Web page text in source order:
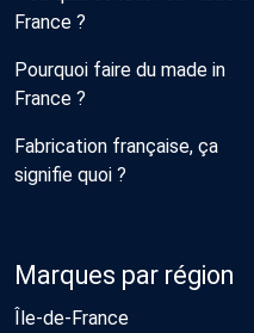
France ?
Pourquoi faire du made in
France ?
Fabrication française, ça
signifie quoi ?
Marques par région
Île-de-France